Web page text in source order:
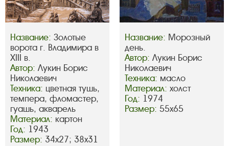
Название: Золотые
ворота г. Владимира в
XIII в.
Автор: Лукин Борис
Николаевич
Техника: цветная тушь,
темпера, фломастер,
гуашь, акварель
Материал: картон
Год: 1943
Размер: 34х27; 38х31
Название: Морозный
день.
Автор: Лукин Борис
Николаевич
Техника: масло
Материал: холст
Год: 1974
Размер: 55х65